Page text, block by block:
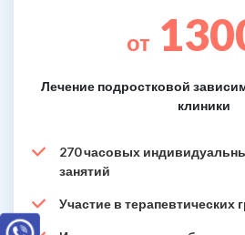
от
Лечение подростковой
клиники
270 часовых
занятий
Участие в терапевтических